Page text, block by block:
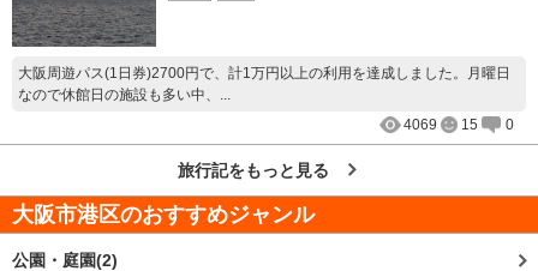
大阪周遊パス(1日券)2700円で、計1万円以上の利用を達成しました。月曜日
なので休館日の施設も多い中、...
4069
15 0
旅行記をもっと見る
大阪市港区のおすすめジャンル
公園・庭園(2)